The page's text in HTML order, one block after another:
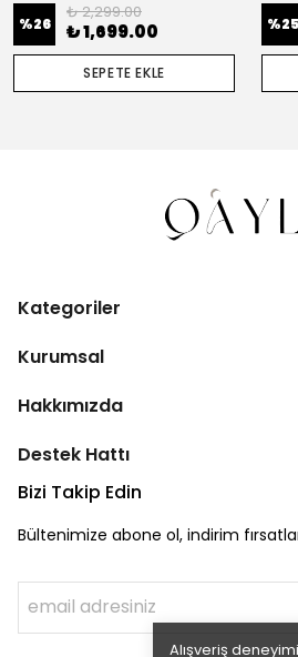
Alışveriş
%26
₺ 2,299.00
₺ 1,699.00
SEPETE EKLE
%25
Kategoriler
Kurumsal
Hakkımızda
Destek Hattı
Bizi Takip Edin
Bültenimize abone ol, indirim